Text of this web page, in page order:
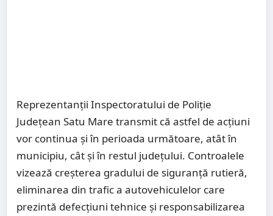
Reprezentanții Inspectoratului de Poliție
Județean Satu Mare transmit că astfel de acțiuni
vor continua și în perioada următoare, atât în
municipiu, cât și în restul județului. Controalele
vizează creșterea gradului de siguranță rutieră,
eliminarea din trafic a autovehiculelor care
prezintă defecțiuni tehnice și responsabilizarea